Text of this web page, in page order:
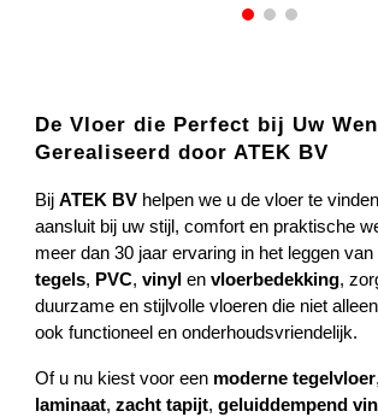
De Vloer die Perfect bij Uw
Gerealiseerd door ATEK BV
BijATEK BV helpen we u de vloer te
aansluit bij uw stijl, comfort en praktische
meer dan 30 jaar ervaring in het leggen van
tegels, PVC,vinyl envloerbedekking,
duurzame en stijlvolle vloeren die niet
ook functioneel en onderhoudsvriendelijk.
Of u nu kiest voor een moderne tegelvloer
laminaat,zacht tapijt,geluiddempend